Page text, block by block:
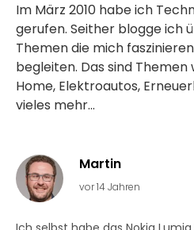
Im März 2010 habe ich
gerufen. Seither blogge ich
Themen die mich
begleiten. Das sind Themen
Home, Elektroautos,
vieles mehr...
Martin
vor 14 Jahren